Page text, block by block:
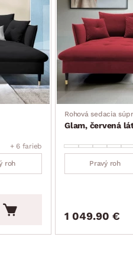
+ 6 farieb
roh
Rohová sedacia
Glam, červená
Pravý roh
1 049.90 €